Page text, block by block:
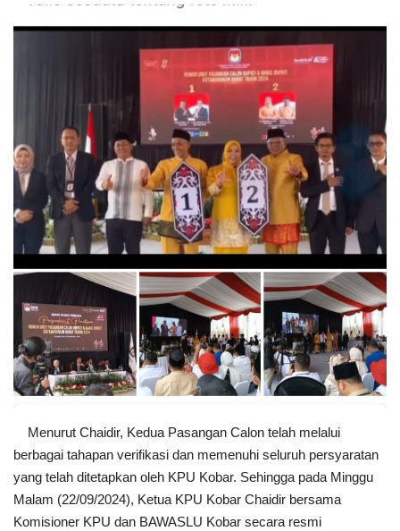
Menurut Chaidir, Kedua Pasangan Calon telah melalui
berbagai tahapan verifikasi dan memenuhi seluruh persyaratan
yang telah ditetapkan oleh KPU Kobar. Sehingga pada Minggu
Malam (22/09/2024), Ketua KPU Kobar Chaidir bersama
Komisioner KPU dan BAWASLU Kobar secara resmi